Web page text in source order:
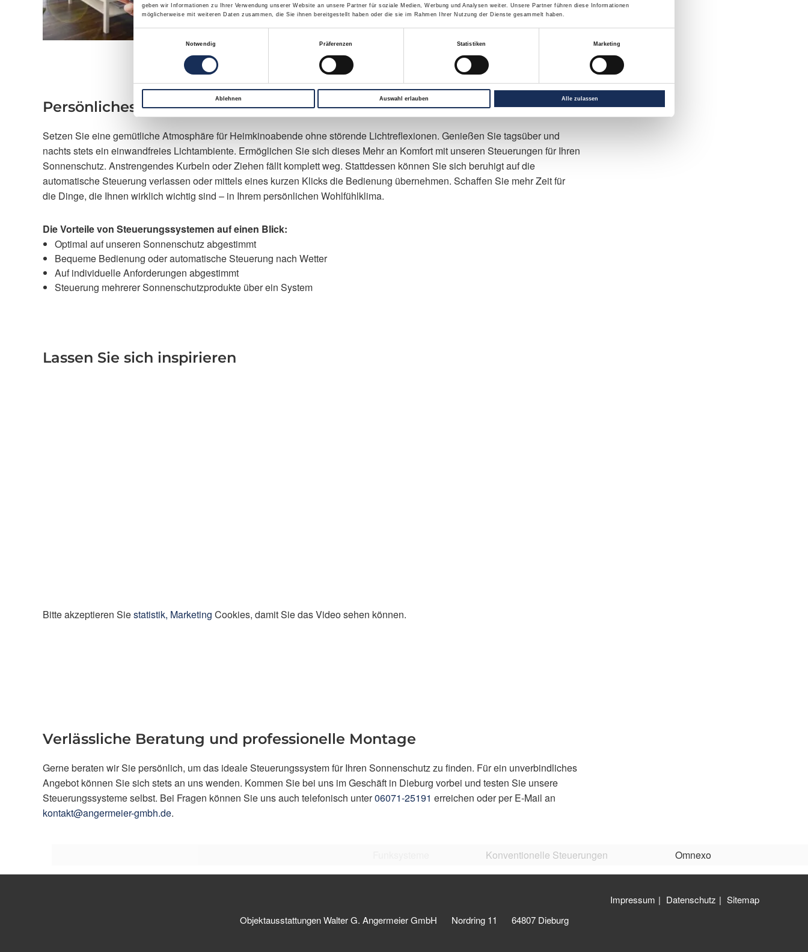
geben wir Informationen zu Ihrer Verwendung unserer Website an unsere Partner für soziale Medien, Werbung und Analysen weiter. Unsere Partner führen diese Informationen
möglicherweise mit weiteren Daten zusammen, die Sie ihnen bereitgestellt haben oder die sie im Rahmen Ihrer Nutzung der Dienste gesammelt haben.
Notwendig
Präferenzen Statistiken Marketing
Ablehnen Auswahl erlauben Alle zulassen
Konventionelle Steuerungen Omnexo
Persönliches Wohlfühlklima mit optimiertem Sonnenschutz
Setzen Sie eine gemütliche Atmosphäre für Heimkinoabende ohne störende Lichtreflexionen. Genießen Sie tagsüber und
nachts stets ein einwandfreies Lichtambiente. Ermöglichen Sie sich dieses Mehr an Komfort mit unseren Steuerungen für Ihren
Sonnenschutz. Anstrengendes Kurbeln oder Ziehen fällt komplett weg. Stattdessen können Sie sich beruhigt auf die
automatische Steuerung verlassen oder mittels eines kurzen Klicks die Bedienung übernehmen. Schaffen Sie mehr Zeit für
die Dinge, die Ihnen wirklich wichtig sind – in Ihrem persönlichen Wohlfühlklima.
Die Vorteile von Steuerungssystemen auf einen Blick:
Optimal auf unseren Sonnenschutz abgestimmt
Bequeme Bedienung oder automatische Steuerung nach Wetter
Auf individuelle Anforderungen abgestimmt
Steuerung mehrerer Sonnenschutzprodukte über ein System
Lassen Sie sich inspirieren
Bitte akzeptieren Siestatistik, Marketing Cookies, damit Sie das Video sehen können.
Verlässliche Beratung und professionelle Montage
Gerne beraten wir Sie persönlich, um das ideale Steuerungssystem für Ihren Sonnenschutz zu finden. Für ein unverbindliches
Angebot können Sie sich stets an uns wenden. Kommen Sie bei uns im Geschäft in Dieburg vorbei und testen Sie unsere
Steuerungssysteme selbst. Bei Fragen können Sie uns auch telefonisch unter06071-25191 erreichen oder per E-Mail an
kontakt@angermeier-gmbh.de.
Impressum Datenschutz
Sitemap
Objektausstattungen Walter G. Angermeier GmbH
Nordring 11 64807 Dieburg